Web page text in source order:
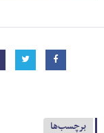
برچسب‌ها